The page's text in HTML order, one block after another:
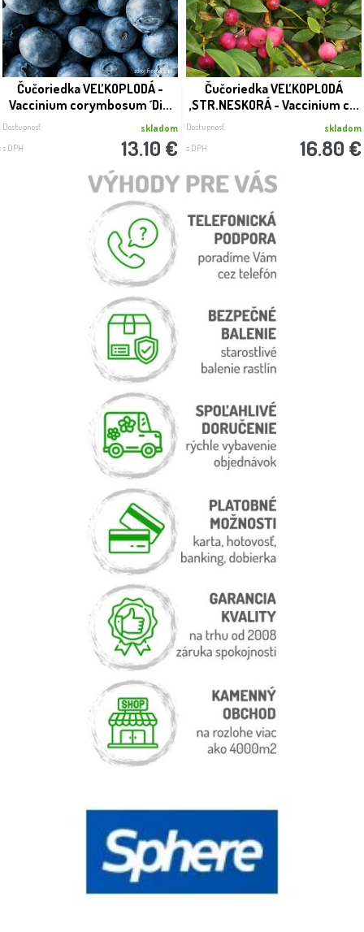
Čučoriedka VEĽKOPLODÁ -
Vaccinium corymbosum ´Di...
Dostupnosť: skladom
s DPH 13.10 €
Čučoriedka VEĽKOPLODÁ
,STR.NESKORÁ - Vaccinium c...
Dostupnosť: skladom
s DPH 16.80 €